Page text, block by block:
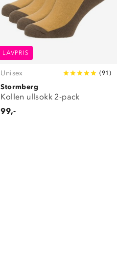
LAVPRIS
Unisex (91 )
Stormberg
Kollen ullsokk 2-pack
99,-